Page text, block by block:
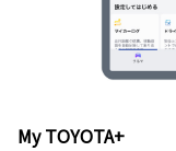
My TOYOTA+